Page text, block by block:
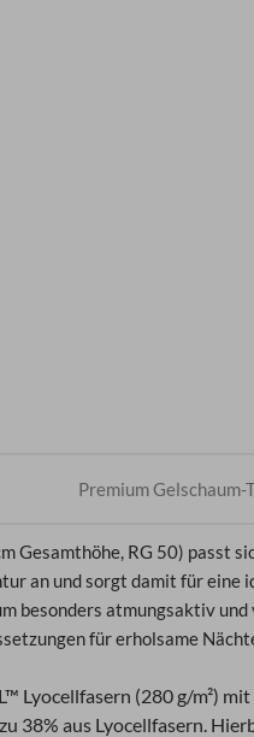
Premium Gelschaum-
Gesamthöhe, RG 50) passt
an und sorgt damit für eine
besonders atmungsaktiv
für erholsame
Lyocellfasern (280 g/m²)
38% aus Lyocellfasern.